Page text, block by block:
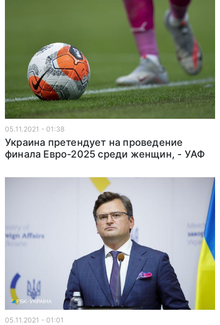
05.11.2021 - 01:38
Украина претендует на проведение
финала Евро-2025 среди женщин, - УАФ
05.11.2021 - 01:01